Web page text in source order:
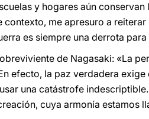
y hogares aún
me apresuro a
es siempre una derrota
de Nagasaki: «La
efecto, la paz verdadera
una catástrofe
cuya armonía estamos